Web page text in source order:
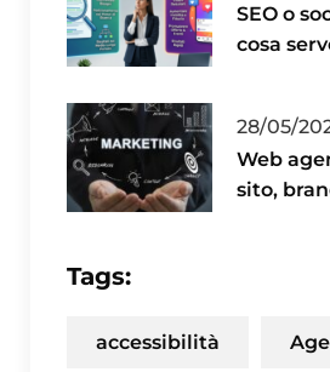
SEO o
cosa
28/05/
Web
sito,
Tags:
accessibilità